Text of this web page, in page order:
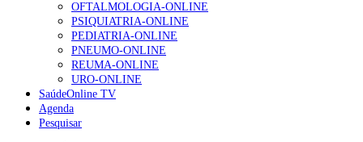
OFTALMOLOGIA-ONLINE
PSIQUIATRIA-ONLINE
PEDIATRIA-ONLINE
PNEUMO-ONLINE
REUMA-ONLINE
URO-ONLINE
SaúdeOnline TV
Agenda
Pesquisar